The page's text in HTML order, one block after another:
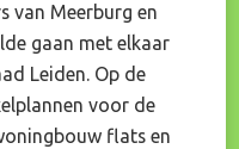
van Meerburg en
gaan met elkaar
Leiden. Op de
voor de
flats en